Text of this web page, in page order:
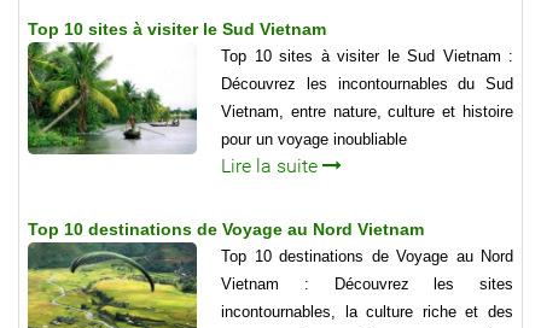
Top 10 sites à visiter le Sud Vietnam
Top 10 sites à visiter le Sud Vietnam :
Découvrez les incontournables du Sud
Vietnam, entre nature, culture et histoire
pour un voyage inoubliable
Lire la suite
Top 10 destinations de Voyage au Nord Vietnam
Top 10 destinations de Voyage au Nord
Vietnam : Découvrez les sites
incontournables, la culture riche et des